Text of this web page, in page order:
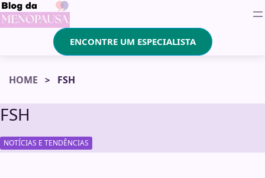
ENCONTRE UM ESPECIALISTA
HOME FSH
FSH
NOTÍCIAS E TENDÊNCIAS